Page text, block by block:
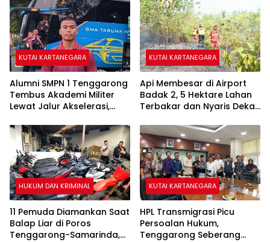
KUTAI KARTANEGARA
Alumni SMPN 1 Tenggarong
Tembus Akademi Militer
Lewat Jalur Akselerasi,
KUTAI KARTANEGARA
Api Membesar di Airport
Badak 2, 5 Hektare Lahan
Terbakar dan Nyaris Dekati
HUKUM DAN KRIMINAL
11 Pemuda Diamankan Saat
Balap Liar di Poros
Tenggarong-Samarinda,
KUTAI KARTANEGARA
HPL Transmigrasi Picu
Persoalan Hukum,
Tenggarong Seberang